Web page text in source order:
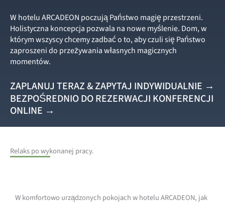
W hotelu ARCADEON poczują Państwo magię przestrzeni.
Holistyczna koncepcja pozwala na nowe myślenie. Dom, w
którym wszyscy chcemy zadbać o to, aby czuli się Państwo
zaproszeni do przeżywania własnych magicznych
momentów.
ZAPLANUJ TERAZ & ZAPYTAJ INDYWIDUALNIE →
BEZPOŚREDNIO DO REZERWACJI KONFERENCJI
ONLINE →
Relaks po wykonanej pracy.
W komfortowo urządzonych pokojach w hotelu ARCADEON, jak